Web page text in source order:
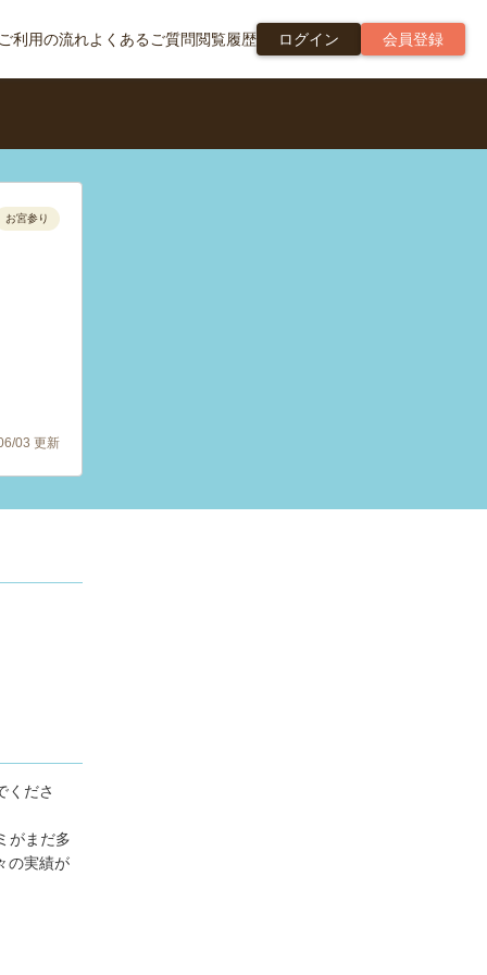
ご利用の流れよくあるご質問閲覧履歴 ログイン 会員登録
お宮参り
03 更新
くださ
がまだ多
の実績が